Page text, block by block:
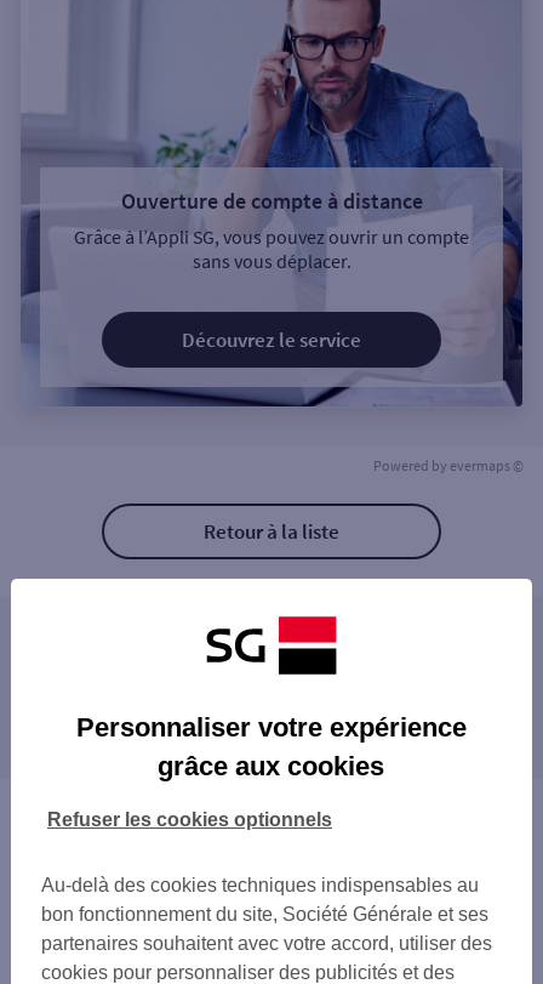
Ouverture de compte à distance
Grâce à l’Appli SG, vous pouvez ouvrir un compte
sans vous déplacer.
Découvrez le service
Powered by evermaps ©
Retour à la liste
Les agences SG PRO à proximité
proximité
Vous êtes ici : Accueil
Douarnenez
Agence DOUARNENEZ
Personnaliser votre expérience
grâce aux cookies
Au-delà des cookies techniques indispensables au
bon fonctionnement du site, Société Générale et ses
partenaires souhaitent avec votre accord, utiliser des
cookies pour personnaliser des publicités et des
Refuser les cookies optionnels